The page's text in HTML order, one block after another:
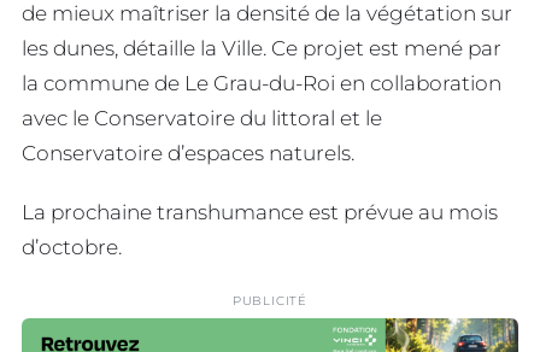
de mieux maîtriser la densité de la végétation sur
les dunes, détaille la Ville. Ce projet est mené par
la commune de Le Grau-du-Roi en collaboration
avec le Conservatoire du littoral et le
Conservatoire d’espaces naturels.
La prochaine transhumance est prévue au mois
d’octobre.
PUBLICITÉ